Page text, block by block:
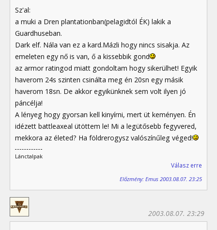
Sz'al:
a muki a Dren plantationban(pelagidtól ÉK) lakik a
Guardhuseban.
Dark elf. Nála van ez a kard.Mázli hogy nincs sisakja. Az
emeleten egy nő is van, ő a kissebbik gond
az armor ratingod miatt gondoltam hogy sikerülhet! Egyik
haverom 24s szinten csinálta meg én 20sn egy másik
haverom 18sn. De akkor egyikünknek sem volt ilyen jó
páncélja!
A lényeg hogy gyorsan kell kinyírni, mert üt keményen. Én
idézett battleaxeal ütöttem le! Mi a legütősebb fegyvered,
mekkora az életed? Ha földrerogysz valószínűleg véged!
Lánctalpak
Válasz erre
Előzmény: Emus 2003.08.07. 23:25
2003.08.07. 23:29